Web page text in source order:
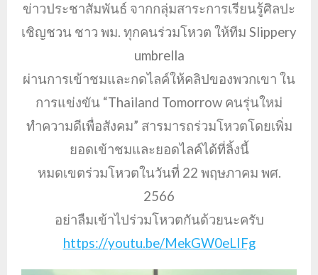
ข่าวประชาสัมพันธ์ จากกลุ่มสาระการเรียนรู้ศิลปะ
เชิญชวน ชาว พม. ทุกคนร่วมโหวต ให้ทีม Slippery
umbrella
ผ่านการเข้าชมและกดไลค์ให้คลิปของพวกเขา ใน
การแข่งขัน “Thailand Tomorrow คนรุ่นใหม่
ทำความดีเพื่อสังคม” สารมารถร่วมโหวตโดยเพิ่ม
ยอดเข้าชมและยอดไลค์ได้ที่ลิ้งนี้
หมดเขตร่วมโหวตในวันที่ 22 พฤษภาคม พศ.
2566
อย่าลืมเข้าไปร่วมโหวตกันด้วยนะครับ
https://youtu.be/MekGW0eLIFg